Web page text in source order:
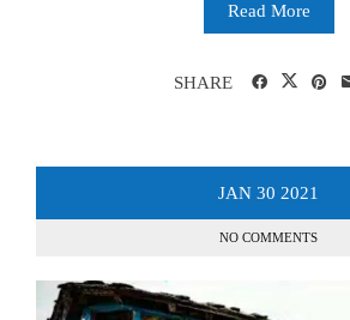
Read More
SHARE
JAN 30 2021
NO COMMENTS